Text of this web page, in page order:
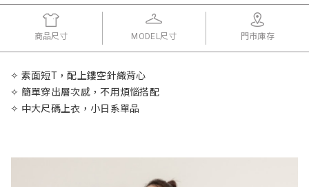
商品尺寸 MODEL尺寸 門市庫存
✧ 素面短T，配上鏤空針織背心
✧ 簡單穿出層次感，不用煩惱搭配
✧ 中大尺碼上衣，小日系單品